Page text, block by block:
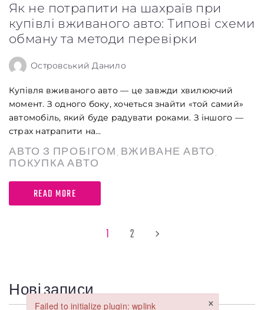
Як не потрапити на шахраїв при
купівлі вживаного авто: Типові схеми
обману та методи перевірки
Островський Данило
Купівля вживаного авто — це завжди хвилюючий
момент. З одного боку, хочеться знайти «той самий»
автомобіль, який буде радувати роками. З іншого —
страх натрапити на...
АВТО З ПРОБІГОМ ВЖИВАНЕ АВТО
ПОКУПКА АВТО
READ MORE
1 2
Нові записи
Заголовок
Failed to initialize plugin: wplink ×